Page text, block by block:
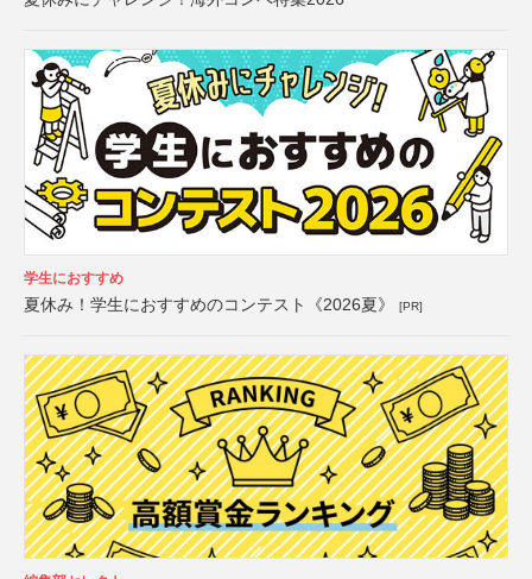
学生におすすめ
夏休み！学生におすすめのコンテスト《2026夏》 [PR]